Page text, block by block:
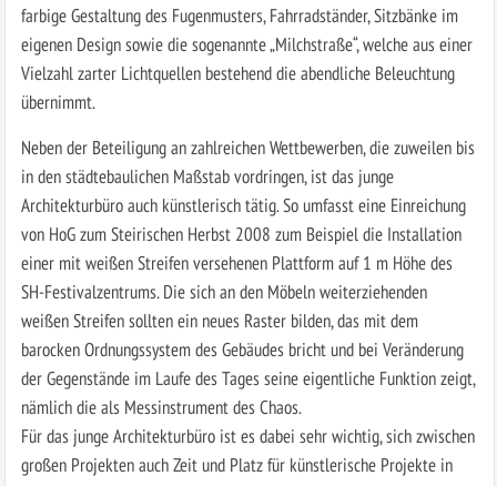
farbige Gestaltung des Fugenmusters, Fahrradständer, Sitzbänke im
eigenen Design sowie die sogenannte „Milchstraße“, welche aus einer
Vielzahl zarter Lichtquellen bestehend die abendliche Beleuchtung
übernimmt.
Neben der Beteiligung an zahlreichen Wettbewerben, die zuweilen bis
in den städtebaulichen Maßstab vordringen, ist das junge
Architekturbüro auch künstlerisch tätig. So umfasst eine Einreichung
von HoG zum Steirischen Herbst 2008 zum Beispiel die Installation
einer mit weißen Streifen versehenen Plattform auf 1 m Höhe des
SH-Festivalzentrums. Die sich an den Möbeln weiterziehenden
weißen Streifen sollten ein neues Raster bilden, das mit dem
barocken Ordnungssystem des Gebäudes bricht und bei Veränderung
der Gegenstände im Laufe des Tages seine eigentliche Funktion zeigt,
nämlich die als Messinstrument des Chaos.
Für das junge Architekturbüro ist es dabei sehr wichtig, sich zwischen
großen Projekten auch Zeit und Platz für künstlerische Projekte in